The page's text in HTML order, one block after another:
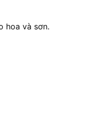
hoa và sơn.